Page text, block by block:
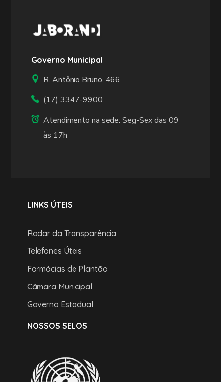
Governo Municipal
R. Antônio Bruno, 466
(17) 3347-9900
Atendimento na sede: Seg-Sex das 09
às 17h
LINKS ÚTEIS
Radar da Transparência
Telefones Úteis
Farmácias de Plantão
Câmara Municipal
Governo Estadual
NOSSOS SELOS